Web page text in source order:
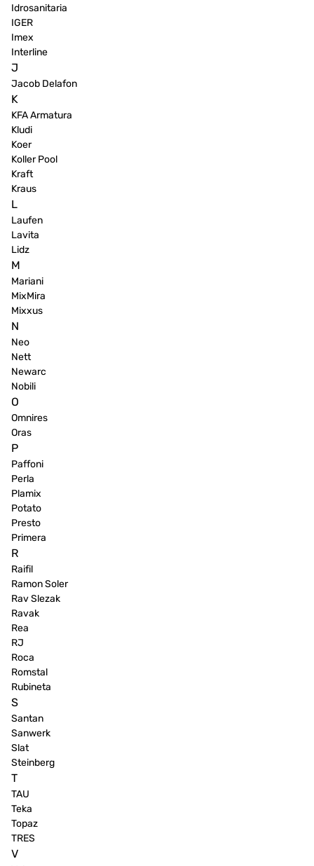
Idrosanitaria
IGER
Imex
Interline
J
Jacob Delafon
K
KFA Armatura
Kludi
Koer
Koller Pool
Kraft
Kraus
L
Laufen
Lavita
Lidz
M
Mariani
MixMira
Mixxus
N
Neo
Nett
Newarc
Nobili
O
Omnires
Oras
P
Paffoni
Perla
Plamix
Potato
Presto
Primera
R
Raifil
Ramon Soler
Rav Slezak
Ravak
Rea
RJ
Roca
Romstal
Rubineta
S
Santan
Sanwerk
Slat
Steinberg
T
TAU
Teka
Topaz
TRES
V